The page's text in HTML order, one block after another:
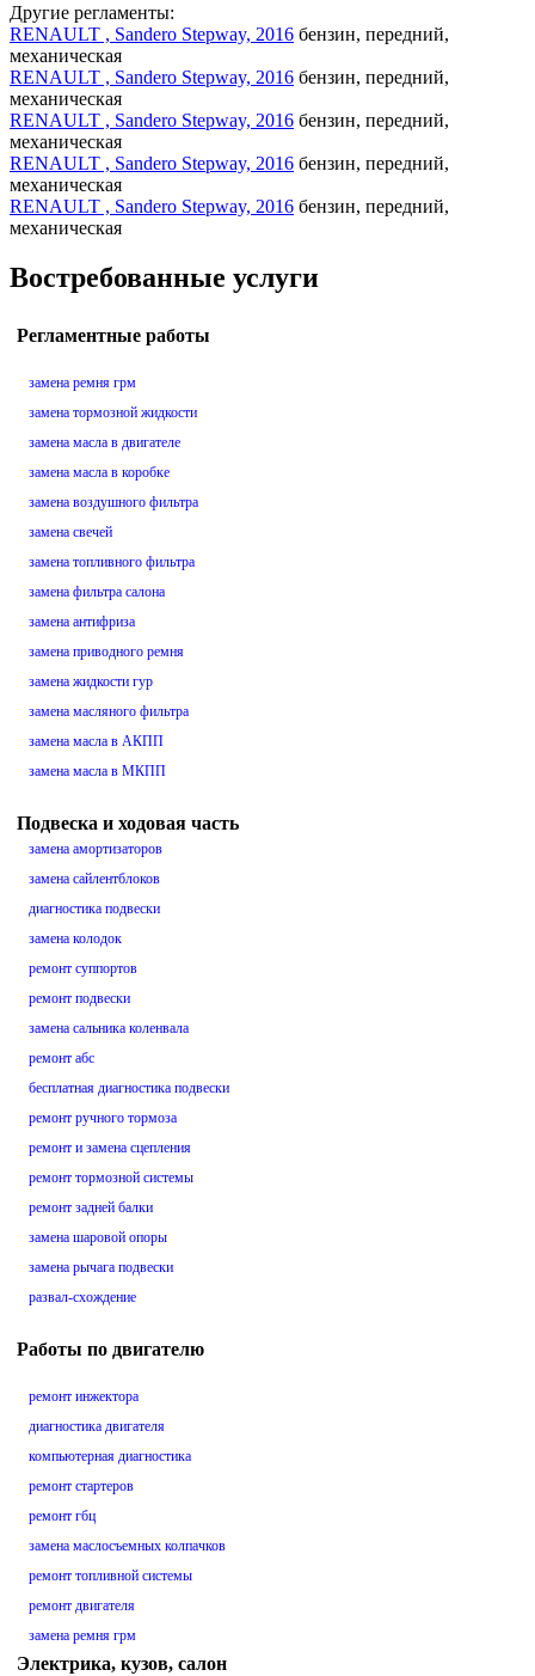
Другие регламенты:
RENAULT , Sandero Stepway, 2016 бензин, передний,
механическая
RENAULT , Sandero Stepway, 2016 бензин, передний,
механическая
RENAULT , Sandero Stepway, 2016 бензин, передний,
механическая
RENAULT , Sandero Stepway, 2016 бензин, передний,
механическая
RENAULT , Sandero Stepway, 2016 бензин, передний,
механическая
Востребованные услуги
Регламентные работы
замена ремня грм
замена тормозной жидкости
замена масла в двигателе
замена масла в коробке
замена воздушного фильтра
замена свечей
замена топливного фильтра
замена фильтра салона
замена антифриза
замена приводного ремня
замена жидкости гур
замена масляного фильтра
замена масла в АКПП
замена масла в МКПП
Подвеска и ходовая часть
замена амортизаторов
замена сайлентблоков
диагностика подвески
замена колодок
ремонт суппортов
ремонт подвески
замена сальника коленвала
ремонт абс
бесплатная диагностика подвески
ремонт ручного тормоза
ремонт и замена сцепления
ремонт тормозной системы
ремонт задней балки
замена шаровой опоры
замена рычага подвески
развал-схождение
Работы по двигателю
ремонт инжектора
диагностика двигателя
компьютерная диагностика
ремонт стартеров
ремонт гбц
замена маслосъемных колпачков
ремонт топливной системы
ремонт двигателя
замена ремня грм
Электрика, кузов, салон